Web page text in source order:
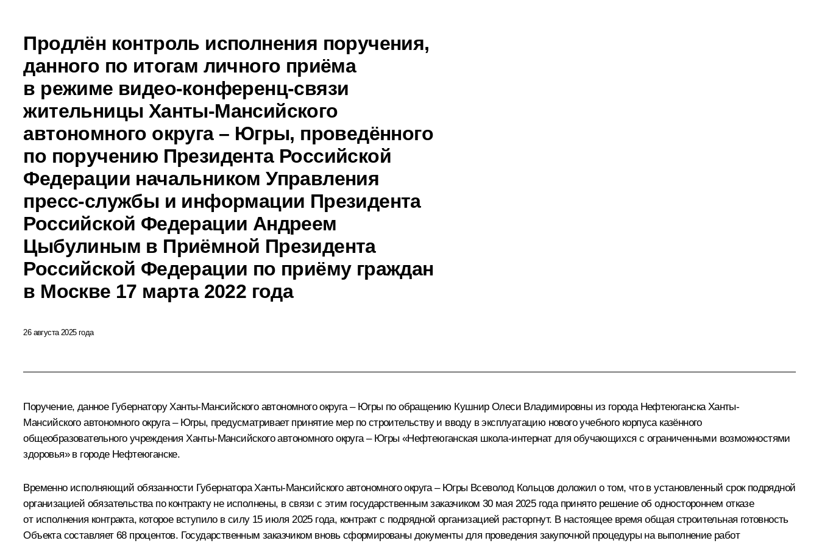
Продлён контроль исполнения поручения,
данного по итогам личного приёма
в режиме видео-конференц-связи
жительницы Ханты-Мансийского
автономного округа – Югры, проведённого
по поручению Президента Российской
Федерации начальником Управления
пресс-службы и информации Президента
Российской Федерации Андреем
Цыбулиным в Приёмной Президента
Российской Федерации по приёму граждан
в Москве 17 марта 2022 года
26 августа 2025 года
Поручение, данное Губернатору Ханты-Мансийского автономного округа – Югры по обращению Кушнир Олеси Владимировны из города Нефтеюганска Ханты-
Мансийского автономного округа – Югры, предусматривает принятие мер по строительству и вводу в эксплуатацию нового учебного корпуса казённого
общеобразовательного учреждения Ханты-Мансийского автономного округа – Югры «Нефтеюганская школа-интернат для обучающихся с ограниченными возможностями
здоровья» в городе Нефтеюганске.
Временно исполняющий обязанности Губернатора Ханты-Мансийского автономного округа – Югры Всеволод Кольцов доложил о том, что в установленный срок подрядной
организацией обязательства по контракту не исполнены, в связи с этим государственным заказчиком 30 мая 2025 года принято решение об одностороннем отказе
от исполнения контракта, которое вступило в силу 15 июля 2025 года, контракт с подрядной организацией расторгнут. В настоящее время общая строительная готовность
Объекта составляет 68 процентов. Государственным заказчиком вновь сформированы документы для проведения закупочной процедуры на выполнение работ